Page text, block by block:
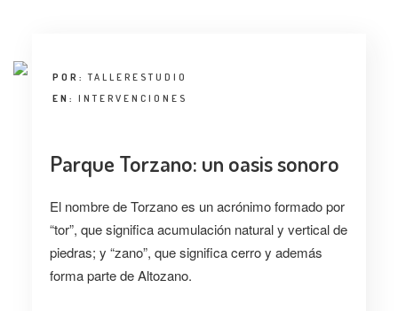
POR:TALLERESTUDIO
EN: INTERVENCIONES
Parque Torzano: un oasis sonoro
El nombre de Torzano es un acrónimo formado por
“tor”, que significa acumulación natural y vertical de
piedras; y “zano”, que significa cerro y además
forma parte de Altozano.